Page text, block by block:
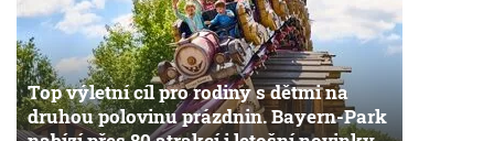
Top výletní cíl pro rodiny s dětmi na
druhou polovinu prázdnin. Bayern-Park